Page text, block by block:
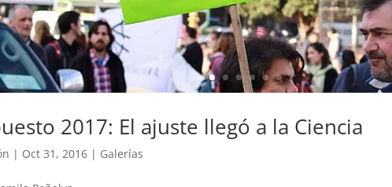
2017: El ajuste llegó a la Ciencia
| Oct 31, 2016 | Galerías